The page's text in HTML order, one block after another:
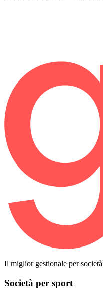
Il miglior gestionale per
Società per sport